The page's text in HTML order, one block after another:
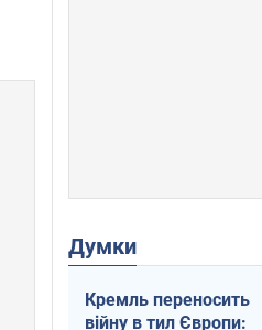
Думки
Кремль переносить
війну в тил Європи: